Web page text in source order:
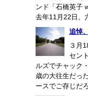
ンド「石橋英子
去年11月22日、
追悼
３月
セン
ルズでチャック
歳の大往生だっ
ースでご存じだ